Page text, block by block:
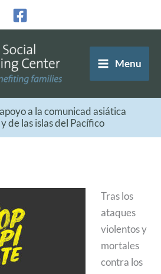
Menu
a la comunicad asiática
de las islas del Pacífico
Tras los
ataques
violentos y
mortales
contra los